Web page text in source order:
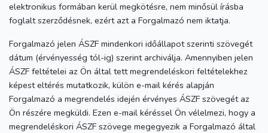
elektronikus formában kerül megkötésre, nem minősül írásba
foglalt szerződésnek, ezért azt a Forgalmazó nem iktatja.
Forgalmazó jelen ÁSZF mindenkori időállapot szerinti szövegét
dátum (érvényesség tól-ig) szerint archiválja. Amennyiben jelen
ÁSZF feltételei az Ön által tett megrendeléskori feltételekhez
képest eltérés mutatkozik, külön e-mail kérés alapján
Forgalmazó a megrendelés idején érvényes ÁSZF szövegét az
Ön részére megküldi. Ezen e-mail kéréssel Ön vélelmezi, hogy a
megrendeléskori ÁSZF szövege megegyezik a Forgalmazó által